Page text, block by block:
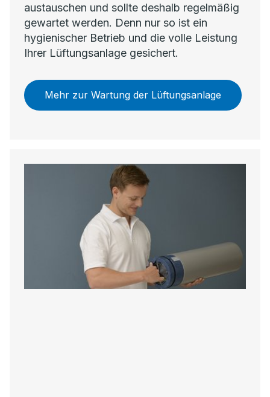
austauschen und sollte deshalb regelmäßig
gewartet werden. Denn nur so ist ein
hygienischer Betrieb und die volle Leistung
Ihrer Lüftungsanlage gesichert.
Mehr zur Wartung der Lüftungsanlage